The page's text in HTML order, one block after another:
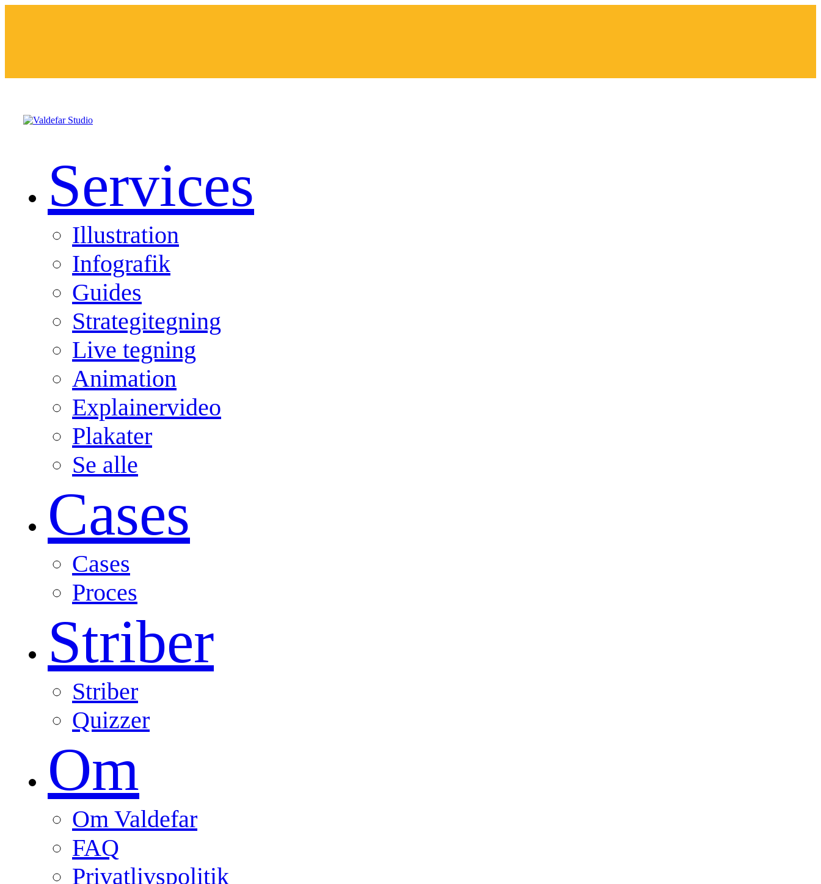
Services
Illustration
Infografik
Guides
Strategitegning
Live tegning
Animation
Explainervideo
Plakater
Se alle
Cases
Cases
Proces
Striber
Striber
Quizzer
Om
Om Valdefar
FAQ
Privatlivspolitik